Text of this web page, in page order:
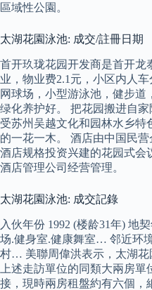
區域性公園。
太湖花園泳池: 成交/註冊日期
首开玖珑花园开发商是首开龙
业，物业费2.1元，小区内人
网球场，小型游泳池，健步道
绿化养护好。 把花园搬进自
受苏州吴越文化和园林水乡特
的一花一木。 酒店由中国民
酒店规格投资兴建的花园式会
酒店管理公司经营管理。
太湖花園泳池: 成交記錄
入伙年份 1992 (楼龄31年) 地
场.健身室.健康舞室… 邻近环
村… 美聯周偉洪表示，太湖花
上述走訪單位的同類大兩房
接，現時兩房租盤約有六個，